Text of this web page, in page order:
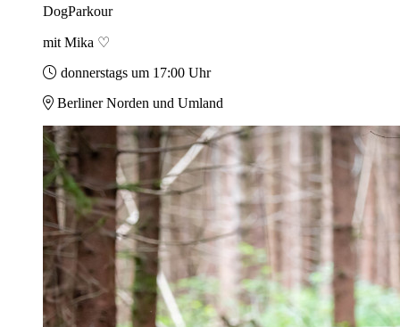
DogParkour
mit Mika ♡
donnerstags um 17:00 Uhr
Berliner Norden und Umland